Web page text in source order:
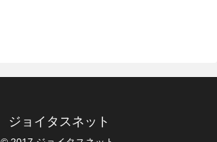
ジョイタスネット